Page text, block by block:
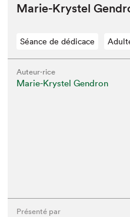
Marie-Krys­tel
Séance de dédicace
Auteur·rice
Marie-Krystel Gendron
Présenté par